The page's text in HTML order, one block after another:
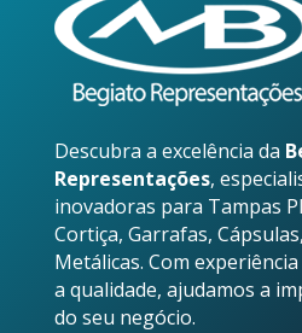
Descubra a excelência da
Representações,
inovadoras para Tampas
Cortiça, Garrafas,
Metálicas. Com
a qualidade, ajudamos a
do seu negócio.